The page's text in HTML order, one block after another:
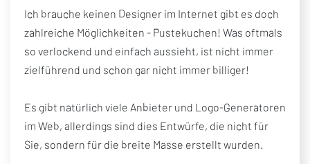
Ich brauche keinen Designer im Internet gibt es doch
zahlreiche Möglichkeiten - Pustekuchen! Was oftmals
so verlockend und einfach aussieht, ist nicht immer
zielführend und schon gar nicht immer billiger!
Es gibt natürlich viele Anbieter und Logo-Generatoren
im Web, allerdings sind dies Entwürfe, die nicht für
Sie, sondern für die breite Masse erstellt wurden.